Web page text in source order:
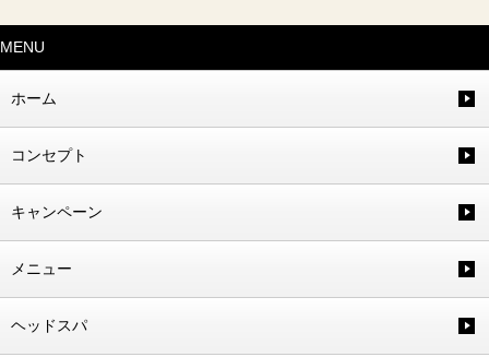
MENU
ホーム
コンセプト
キャンペーン
メニュー
ヘッドスパ